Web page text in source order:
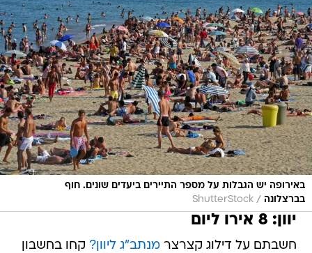
באירופה יש הגבלות על מספר התיירים ביעדים שונים. חוף
בברצלונה /
ShutterStock
יוון: 8 אירו ליום
חשבתם על דילוג קצרצרמנתב"ג ליוון? קחו בחשבון